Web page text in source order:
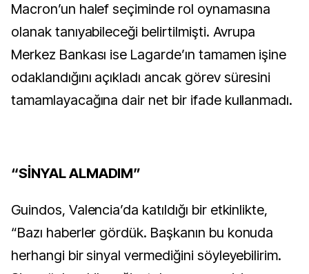
Macron’un halef seçiminde rol oynamasına
olanak tanıyabileceği belirtilmişti. Avrupa
Merkez Bankası ise Lagarde’ın tamamen işine
odaklandığını açıkladı ancak görev süresini
tamamlayacağına dair net bir ifade kullanmadı.
“SİNYAL ALMADIM”
Guindos, Valencia’da katıldığı bir etkinlikte,
“Bazı haberler gördük. Başkanın bu konuda
herhangi bir sinyal vermediğini söyleyebilirim.